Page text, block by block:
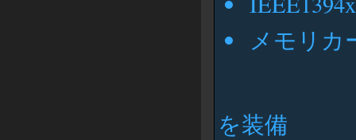
メモリカ
を装備